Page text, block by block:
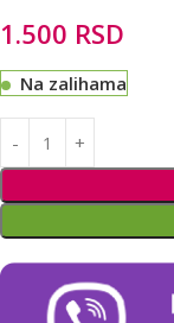
1.500 RSD
Na zalihama
Alternative: